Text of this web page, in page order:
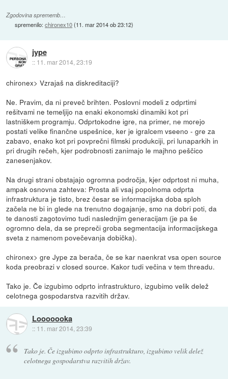
Zgodovina sprememb…
spremenilo:chironex10(11. mar 2014 ob 23:12)
jype
:: 11. mar 2014, 23:19
chironex> Vzrajaš na diskreditaciji?
Ne. Pravim, da ni preveč brihten. Poslovni modeli z odprtimi
rešitvami ne temeljijo na enaki ekonomski dinamiki kot pri
lastniškem programju. Odprtokodne igre, na primer, ne morejo
postati velike finančne uspešnice, ker je igralcem vseeno - gre za
zabavo, enako kot pri povprečni filmski produkciji, pri lunaparkih in
pri drugih rečeh, kjer podrobnosti zanimajo le majhno peščico
zanesenjakov.
Na drugi strani obstajajo ogromna področja, kjer odprtost ni muha,
ampak osnovna zahteva: Prosta ali vsaj popolnoma odprta
infrastruktura je tisto, brez česar se informacijska doba sploh
začela ne bi in glede na trenutno dogajanje, smo na dobri poti, da
te danosti zagotovimo tudi naslednjim generacijam (je pa še
ogromno dela, da se prepreči groba segmentacija informacijskega
sveta z namenom povečevanja dobička).
chironex> gre Jype za berača, če se kar naenkrat vsa open source
koda preobrazi v closed source. Kakor tudi večina v tem threadu.
Tako je. Če izgubimo odprto infrastrukturo, izgubimo velik delež
celotnega gospodarstva razvitih držav.
Looooooka
:: 11. mar 2014, 23:39
Tako je. Če izgubimo odprto infrastrukturo, izgubimo velik delež
celotnega gospodarstva razvitih držav.